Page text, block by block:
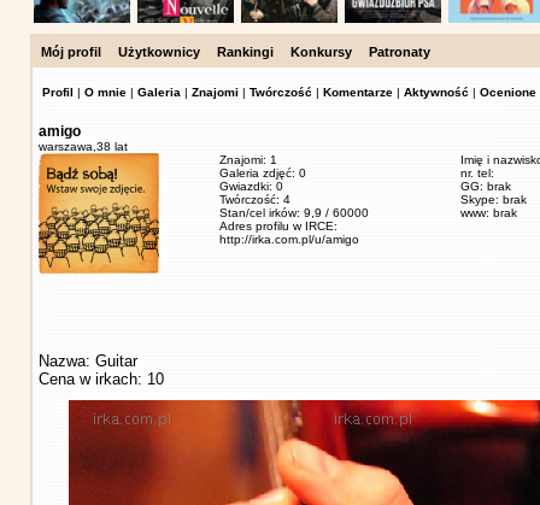
Mój profil Użytkownicy Rankingi Konkursy Patronaty
Profil | O mnie | Galeria | Znajomi | Twórczość | Komentarze | Aktywność | Ocenione
amigo
warszawa, 38 lat
Znajomi: 1
Galeria zdjęć: 0
Gwiazdki: 0
Twórczość: 4
Stan/cel irków: 9,9 / 60000
Adres profilu w IRCE:
http://irka.com.pl/u/amigo
Imię i
nr. tel:
GG: brak
Skype: brak
www: brak
Nazwa: Guitar
Cena w irkach: 10